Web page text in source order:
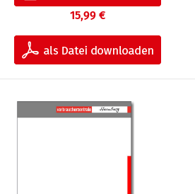
15,99 €